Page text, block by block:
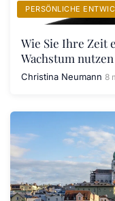
PERSÖNLICHE
Wie Sie Ihre Zeit
Wachstum nutzen
Christina Neumann 8